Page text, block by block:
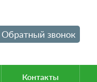
Обратный звонок
Контакты